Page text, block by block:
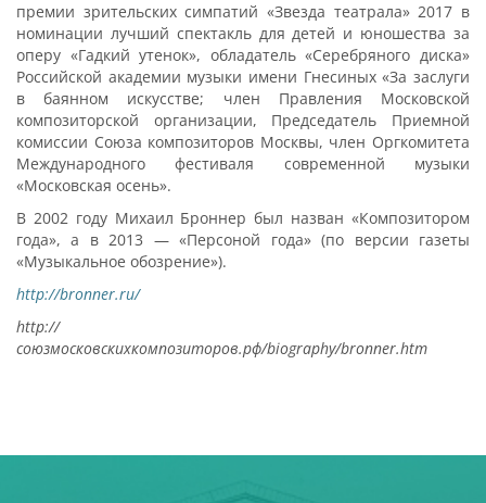
премии зрительских симпатий «Звезда театрала» 2017 в
номинации лучший спектакль для детей и юношества за
оперу «Гадкий утенок», обладатель «Серебряного диска»
Российской академии музыки имени Гнесиных «За заслуги
в баянном искусстве; член Правления Московской
композиторской организации, Председатель Приемной
комиссии Союза композиторов Москвы, член Оргкомитета
Международного фестиваля современной музыки
«Московская осень».
В 2002 году Михаил Броннер был назван «Композитором
года», а в 2013 — «Персоной года» (по версии газеты
«Музыкальное обозрение»).
http://bronner.ru/
http://
союзмосковскихкомпозиторов.рф/biography/bronner.htm